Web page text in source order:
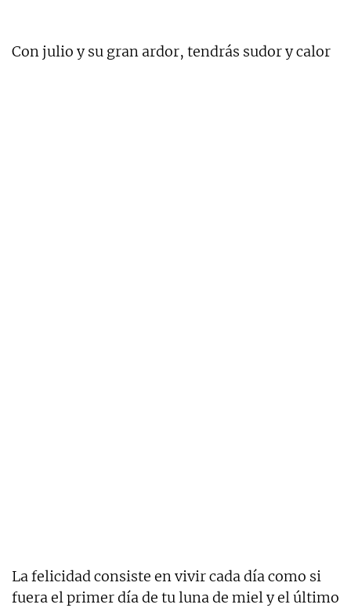
Con julio y su gran ardor, tendrás sudor y calor
La felicidad consiste en vivir cada día como si
fuera el primer día de tu luna de miel y el último